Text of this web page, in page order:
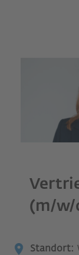
(m/w/
Standort: